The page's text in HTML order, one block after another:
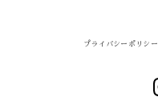
プライバシーポリシー